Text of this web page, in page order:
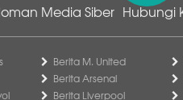
Media Siber Hubungi
Berita M. United
Berita Arsenal
Berita Liverpool